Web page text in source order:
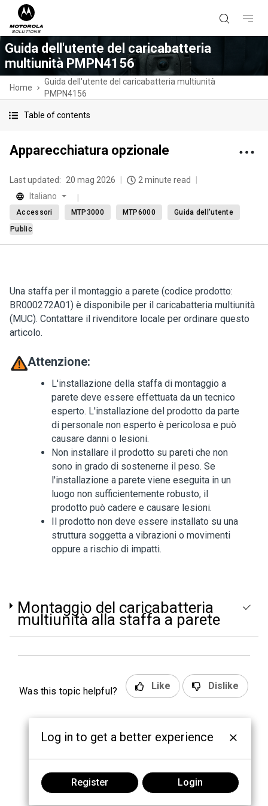
Guida dell'utente del caricabatteria
multiunità PMPN4156
Home
Guida dell'utente del caricabatteria multiunità
PMPN4156
Table of contents
Apparecchiatura opzionale
Last updated: 20 mag 2026
2 minute read
Italiano
Accessori MTP3000 MTP6000
Guida dell'utente
Public
Una staffa per il montaggio a parete (codice prodotto:
BR000272A01) è disponibile per il caricabatteria multiunità
(MUC). Contattare il rivenditore locale per ordinare questo
articolo.
Attenzione:
L'installazione della staffa di montaggio a
parete deve essere effettuata da un tecnico
esperto. L'installazione del prodotto da parte
di personale non esperto è pericolosa e può
causare danni o lesioni.
Non installare il prodotto su pareti che non
sono in grado di sostenerne il peso. Se
l'installazione a parete viene eseguita in un
luogo non sufficientemente robusto, il
prodotto può cadere e causare lesioni.
Il prodotto non deve essere installato su una
struttura soggetta a vibrazioni o movimenti
oppure a rischio di impatti.
Montaggio del caricabatteria
multiunità alla staffa a parete
Was this topic helpful? Like Dislike
Log in to get a better experience
Register Login